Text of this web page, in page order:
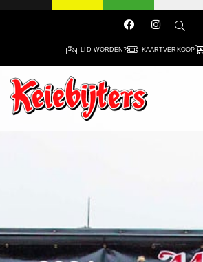
LID WORDEN? KAARTVERKOOP